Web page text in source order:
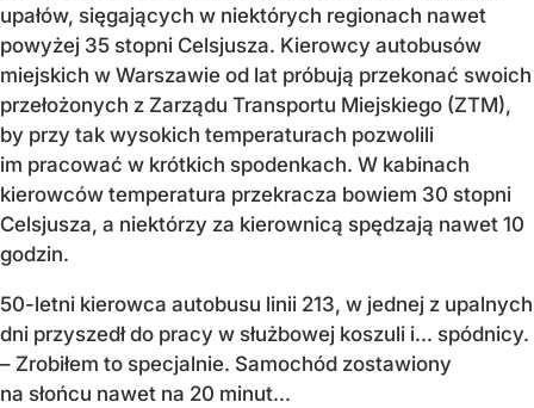
upałów, sięgających w niektórych regionach nawet
powyżej 35 stopni Celsjusza. Kierowcy autobusów
miejskich w Warszawie od lat próbują przekonać swoich
przełożonych z Zarządu Transportu Miejskiego (ZTM),
by przy tak wysokich temperaturach pozwolili
im pracować w krótkich spodenkach. W kabinach
kierowców temperatura przekracza bowiem 30 stopni
Celsjusza, a niektórzy za kierownicą spędzają nawet 10
godzin.
50-letni kierowca autobusu linii 213, w jednej z upalnych
dni przyszedł do pracy w służbowej koszuli i... spódnicy.
– Zrobiłem to specjalnie. Samochód zostawiony
na słońcu nawet na 20 minut...